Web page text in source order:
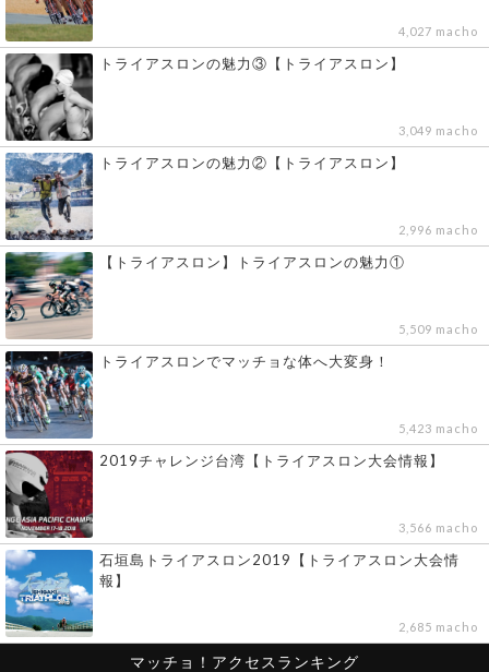
4,027 macho
トライアスロンの魅力③【トライアスロン】
3,049 macho
トライアスロンの魅力②【トライアスロン】
2,996 macho
【トライアスロン】トライアスロンの魅力①
5,509 macho
トライアスロンでマッチョな体へ大変身！
5,423 macho
2019チャレンジ台湾【トライアスロン大会情報】
3,566 macho
石垣島トライアスロン2019【トライアスロン大会情
報】
2,685 macho
マッチョ！アクセスランキング